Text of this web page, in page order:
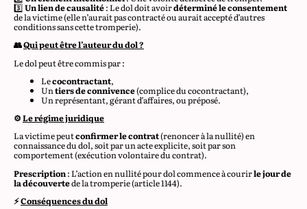
3️⃣Un lien de causalité: Le dol doit avoirdéterminé le consentement
de la victime (elle n’aurait pas contracté ou aurait accepté d’autres
conditions sans cette tromperie).
👥Qui peut être l’auteur du dol ?
Le dol peut être commis par :
Lecocontractant,
Untiers de connivence(complice du cocontractant),
Un représentant, gérant d’affaires, ou préposé.
⚙️Le régime juridique
La victime peutconfirmer le contrat(renoncer à la nullité) en
connaissance du dol, soit par un acte explicite, soit par son
comportement (exécution volontaire du contrat).
Prescription: L’action en nullité pour dol commence à courirle jour de
la découvertede la tromperie (article 1144).
⚡Conséquences du dol